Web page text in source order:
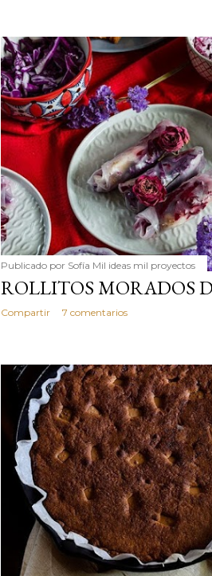
Publicado por Sofía Mil ideas mil proyectos
ROLLITOS MORADOS
Compartir 7 comentarios